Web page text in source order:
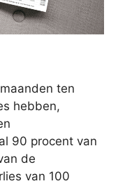
ten
hebben,
90 procent van
de
van 100